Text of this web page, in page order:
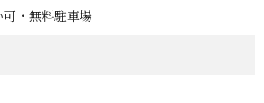
・無料駐車場